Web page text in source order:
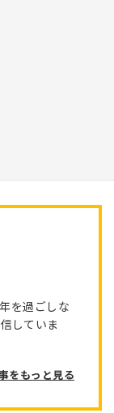
を過ごしな
していま
をもっと見る